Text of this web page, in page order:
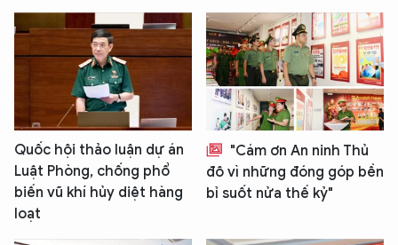
Quốc hội thảo luận dự án
Luật Phòng, chống phổ
biến vũ khí hủy diệt hàng
loạt
"Cám ơn An ninh Thủ
đô vì những đóng góp bền
bỉ suốt nửa thế kỷ"